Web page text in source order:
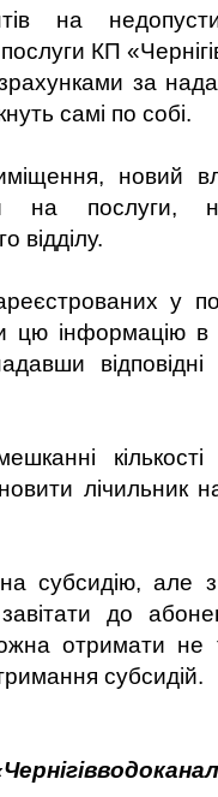
на
КП
за
самі по собі.
новий
на послуги,
відділу.
у
цю інформацію в
лічильник
субсидію, але
до
отримати не
субсидій.